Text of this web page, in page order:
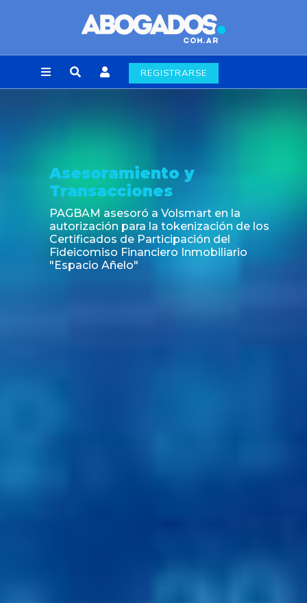
REGISTRARSE
y
asesoró a Volsmart en la
para la tokenización de los
de Participación del
Financiero Inmobiliario
Añelo"